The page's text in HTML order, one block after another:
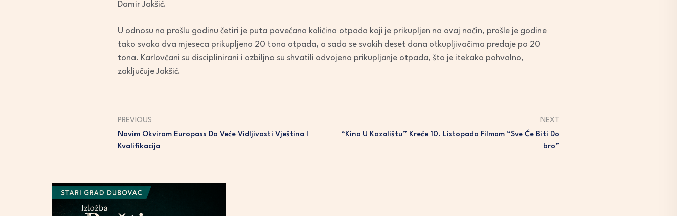
Damir Jakšić.
U odnosu na prošlu godinu četiri je puta povećana količina otpada koji je prikupljen na ovaj način, prošle je godine
tako svaka dva mjeseca prikupljeno 20 tona otpada, a sada se svakih deset dana otkupljivačima predaje po 20
tona. Karlovčani su disciplinirani i ozbiljno su shvatili odvojeno prikupljanje otpada, što je itekako pohvalno,
zaključuje Jakšić.
PREVIOUS
Novim Okvirom Europass Do Veće Vidljivosti Vještina I
Kvalifikacija
NEXT
“Kino U Kazalištu” Kreće 10. Listopada Filmom “Sve Će Biti Do
Bro”